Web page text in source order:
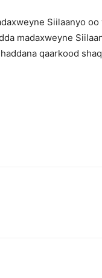
Siilaanyo
madaxweyne
qaarkood